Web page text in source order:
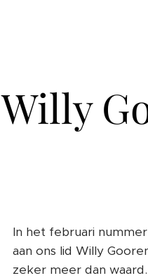
Willy
In het februari
aan ons lid Willy
zeker meer dan waard.